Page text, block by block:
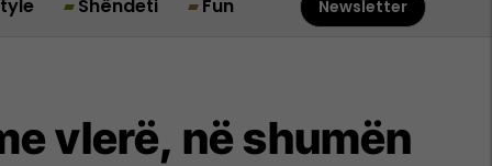
Shëndeti Fun Newsletter
vlerë, në shumën